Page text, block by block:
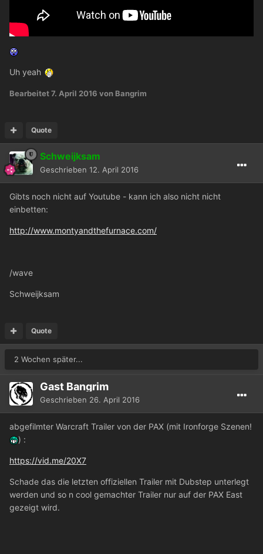
Uh yeah
Bearbeitet7. April 2016 von Bangrim
Quote
Schweijksam
Geschrieben 12. April 2016
Gibts noch nicht auf Youtube - kann ich also nicht nicht
einbetten:
http://www.montyandthefurnace.com/
/wave
Schweijksam
Quote
2 Wochen später...
Gast Bangrim
Geschrieben 26. April 2016
abgefilmter Warcraft Trailer von der PAX (mit Ironforge Szenen!
) :
https://vid.me/20X7
Schade das die letzten offiziellen Trailer mit Dubstep unterlegt
werden und so n cool gemachter Trailer nur auf der PAX East
gezeigt wird.